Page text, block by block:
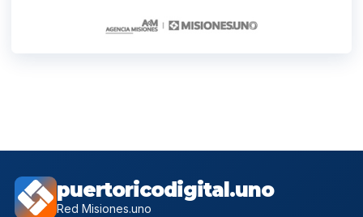
puertoricodigital.uno
Red Misiones.uno